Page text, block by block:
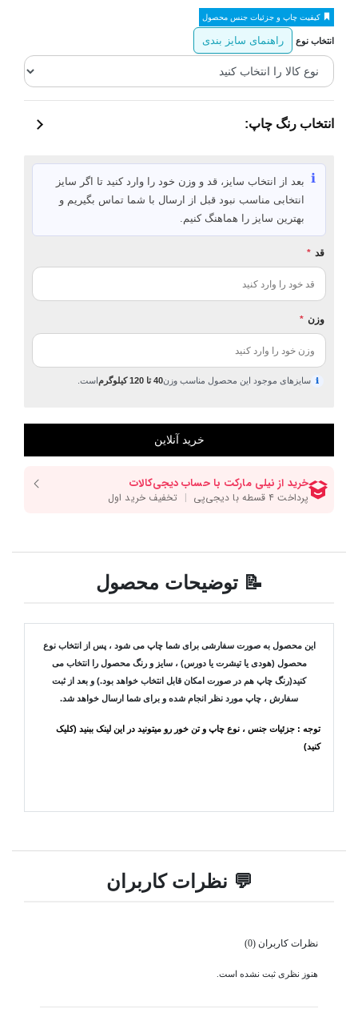
کیفیت چاپ و جزئیات جنس محصول
انتخاب نوع راهنمای سایز بندی
انتخاب رنگ چاپ:
ℹ️ بعد از انتخاب سایز، قد و وزن خود را وارد کنید تا اگر سایز
انتخابی مناسب نبود قبل از ارسال با شما تماس بگیریم و
بهترین سایز را هماهنگ کنیم.
قد *
وزن *
ℹ سایزهای موجود این محصول مناسب وزن40 تا 120 کیلوگرم است.
📝 توضیحات محصول
این محصول به صورت سفارشی برای شما چاپ می شود ، پس از انتخاب نوع
محصول (هودی یا تیشرت یا دورس) ، سایز و رنگ محصول را انتخاب می
کنید(رنگ چاپ هم در صورت امکان قابل انتخاب خواهد بود.) و بعد از ثبت
سفارش ، چاپ مورد نظر انجام شده و برای شما ارسال خواهد شد.
توجه : جزئیات جنس ، نوع چاپ و تن خور رو میتونید در این لینک ببنید (کلیک
کنید)
💬 نظرات کاربران
نظرات کاربران (0)
هنوز نظری ثبت نشده است.